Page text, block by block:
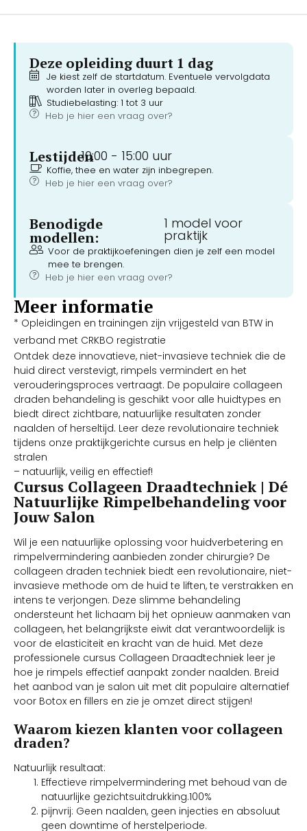
Deze opleiding duurt 1 dag
Je kiest zelf de startdatum. Eventuele vervolgdata
worden later in overleg bepaald.
Studiebelasting: 1 tot 3 uur
Heb je hier een vraag over?
Lestijden10:00 - 15:00 uur
Koffie, thee en water zijn inbegrepen.
Heb je hier een vraag over?
Benodigde
modellen:
1 model voor
praktijk
Voor de praktijkoefeningen dien je zelf een model
mee te brengen.
Heb je hier een vraag over?
Meer informatie
* Opleidingen en trainingen zijn vrijgesteld van BTW in
verband met CRKBO registratie
Ontdek deze innovatieve, niet-invasieve techniek die de
huid direct verstevigt, rimpels vermindert en het
verouderingsproces vertraagt. De populaire collageen
draden behandeling is geschikt voor alle huidtypes en
biedt direct zichtbare, natuurlijke resultaten zonder
naalden of herseltijd. Leer deze revolutionaire techniek
tijdens onze praktijkgerichte cursus en help je cliënten
stralen
– natuurlijk, veilig en effectief!
Cursus Collageen Draadtechniek | Dé
Natuurlijke Rimpelbehandeling voor
Jouw Salon
Wil je een natuurlijke oplossing voor huidverbetering en
rimpelvermindering aanbieden zonder chirurgie? De
collageen draden techniek biedt een revolutionaire, niet-
invasieve methode om de huid te liften, te verstrakken en
intens te verjongen. Deze slimme behandeling
ondersteunt het lichaam bij het opnieuw aanmaken van
collageen, het belangrijkste eiwit dat verantwoordelijk is
voor de elasticiteit en kracht van de huid. Met deze
professionele cursus Collageen Draadtechniek leer je
hoe je rimpels effectief aanpakt zonder naalden. Breid
het aanbod van je salon uit met dit populaire alternatief
voor Botox en fillers en zie je omzet direct stijgen!
Waarom kiezen klanten voor collageen
draden?
Natuurlijk resultaat:
Effectieve rimpelvermindering met behoud van de
natuurlijke gezichtsuitdrukking.100%
pijnvrij: Geen naalden, geen injecties en absoluut
geen downtime of herstelperiode.